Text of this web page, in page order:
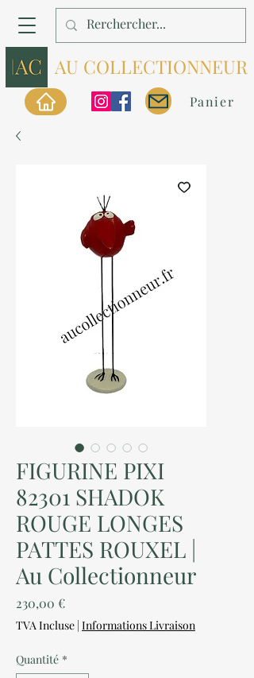
AU COLLECTIONNEUR
Panier
FIGURINE PIXI
82301 SHADOK
ROUGE LONGES
PATTES ROUXEL |
Au Collectionneur
230,00 €Prix
TVA Incluse | Informations Livraison
Quantité *